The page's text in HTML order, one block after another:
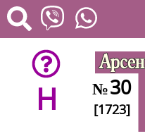
H №30
[1723]